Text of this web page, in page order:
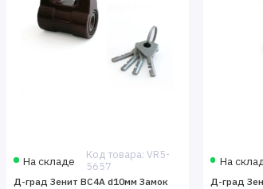
ГОСТ и имеют необходимые сертификаты.
На складе
Код товара: VR5-
5657
Д-град Зенит ВС4А d10мм Замок
На
Д-град